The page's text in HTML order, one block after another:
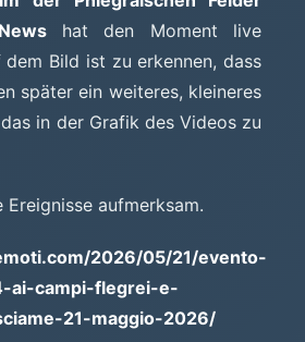
hat den Moment live
dem Bild ist zu erkennen, dass
später ein weiteres, kleineres
in der Grafik des Videos zu
aufmerksam.
2026/05/21/evento-
ai-campi-flegrei-e-
21-maggio-2026/